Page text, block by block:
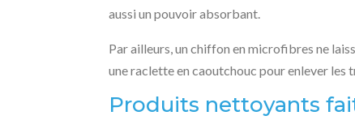
aussi un pouvoir absorbant.
Par ailleurs, un chiffon en microfibres ne
une raclette en caoutchouc pour enlever les
Produits nettoyants